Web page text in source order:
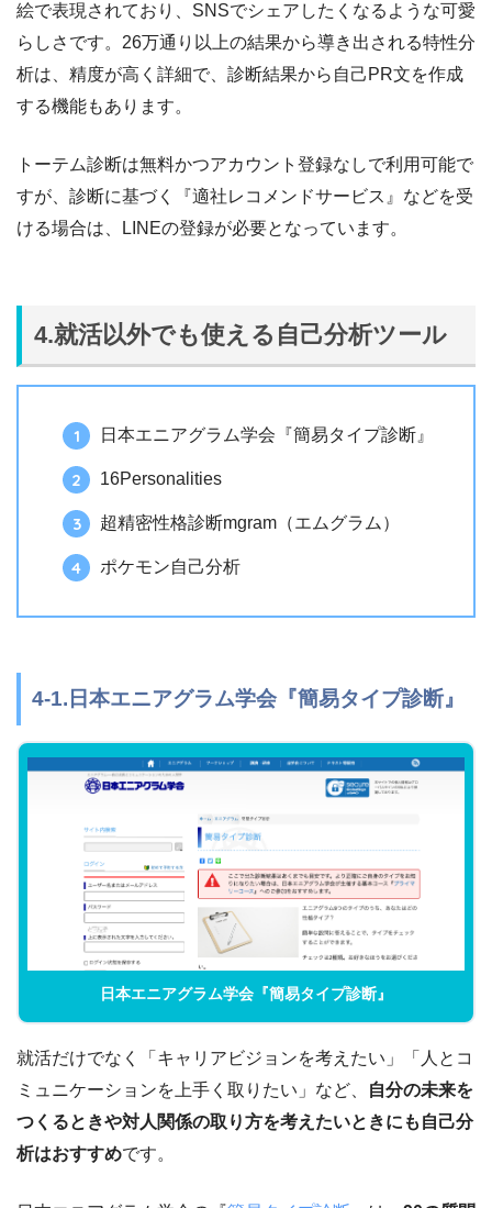
絵で表現されており、SNSでシェアしたくなるような可愛
らしさです。26万通り以上の結果から導き出される特性分
析は、精度が高く詳細で、診断結果から自己PR文を作成
する機能もあります。
トーテム診断は無料かつアカウント登録なしで利用可能で
すが、診断に基づく『適社レコメンドサービス』などを受
ける場合は、LINEの登録が必要となっています。
4.就活以外でも使える自己分析ツール
日本エニアグラム学会『簡易タイプ診断』
16Personalities
超精密性格診断mgram（エムグラム）
ポケモン自己分析
4-1.日本エニアグラム学会『簡易タイプ診断』
日本エニアグラム学会『簡易タイプ診断』
就活だけでなく「キャリアビジョンを考えたい」「人とコ
ミュニケーションを上手く取りたい」など、
自分の未来を
つくるときや対人関係の取り方を考えたいときにも自己分
析はおすすめです。